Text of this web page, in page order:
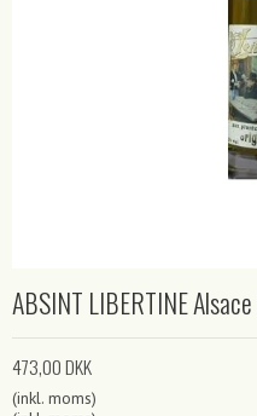
ABSINT LIBERTINE
473,00 DKK
(inkl. moms)